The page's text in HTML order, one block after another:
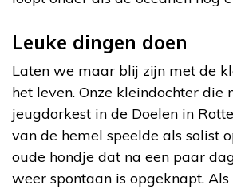
Leuke dingen doen
Laten we maar blij zijn met de
het leven. Onze kleindochter die
jeugdorkest in de Doelen in
van de hemel speelde als solist
oude hondje dat na een paar
weer spontaan is opgeknapt.